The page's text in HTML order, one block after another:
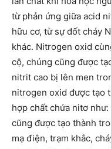
từ phản ứng giữa acid
hữu cơ, từ sự đốt cháy
khác. Nitrogen oxid
cộ, chúng cũng được
nitrit cao bị lên men
nitrogen oxid được tạo
hợp chất chứa nitơ
cũng được tạo thành
mạ điện, trạm khắc,